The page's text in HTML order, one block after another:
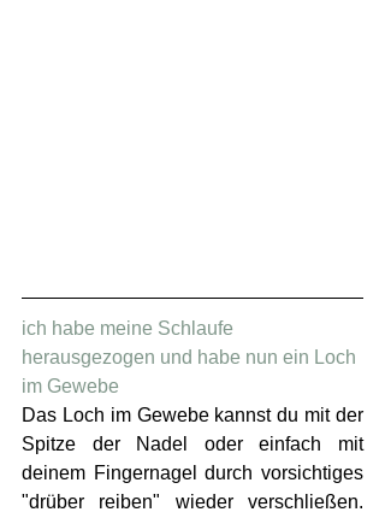
ich habe meine Schlaufe
herausgezogen und habe nun ein Loch
im Gewebe
Das Loch im Gewebe kannst du mit der
Spitze der Nadel oder einfach mit
deinem Fingernagel durch vorsichtiges
"drüber reiben" wieder verschließen.